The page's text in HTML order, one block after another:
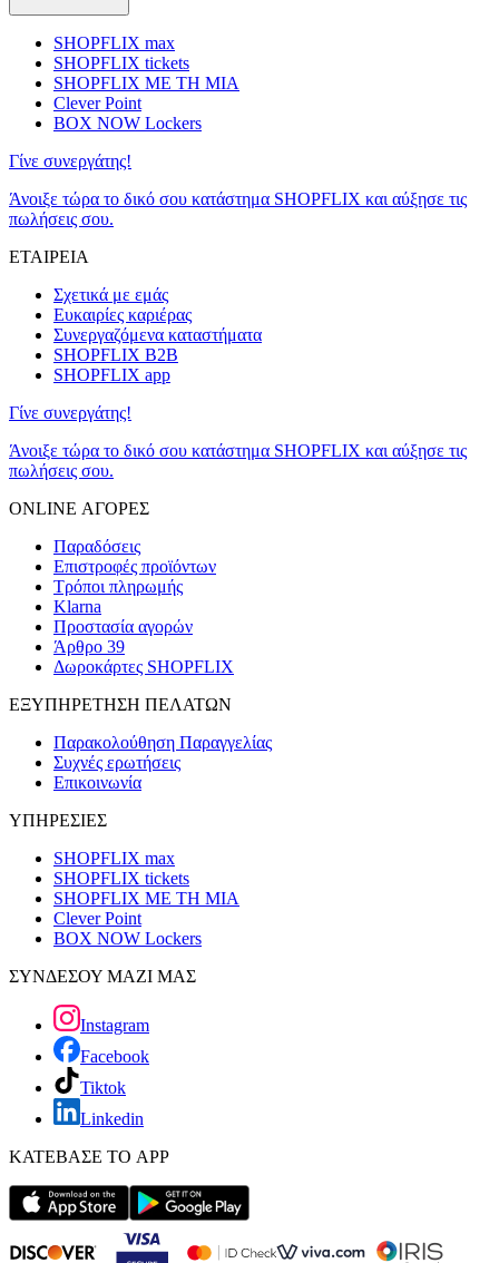
SHOPFLIX max
SHOPFLIX tickets
SHOPFLIX ΜΕ ΤΗ ΜΙΑ
Clever Point
BOX NOW Lockers
Γίνε συνεργάτης!
Άνοιξε τώρα το δικό σου κατάστημα SHOPFLIX και αύξησε τις
πωλήσεις σου.
ΕΤΑΙΡΕΙΑ
Σχετικά με εμάς
Ευκαιρίες καριέρας
Συνεργαζόμενα καταστήματα
SHOPFLIX B2B
SHOPFLIX app
Γίνε συνεργάτης!
Άνοιξε τώρα το δικό σου κατάστημα SHOPFLIX και αύξησε τις
πωλήσεις σου.
ONLINE ΑΓΟΡΕΣ
Παραδόσεις
Επιστροφές προϊόντων
Τρόποι πληρωμής
Klarna
Προστασία αγορών
Άρθρο 39
Δωροκάρτες SHOPFLIX
ΕΞΥΠΗΡΕΤΗΣΗ ΠΕΛΑΤΩΝ
Παρακολούθηση Παραγγελίας
Συχνές ερωτήσεις
Επικοινωνία
ΥΠΗΡΕΣΙΕΣ
SHOPFLIX max
SHOPFLIX tickets
SHOPFLIX ΜΕ ΤΗ ΜΙΑ
Clever Point
BOX NOW Lockers
ΣΥΝΔΕΣΟΥ ΜΑΖΙ ΜΑΣ
Instagram
Facebook
Tiktok
Linkedin
ΚΑΤΕΒΑΣΕ ΤΟ APP